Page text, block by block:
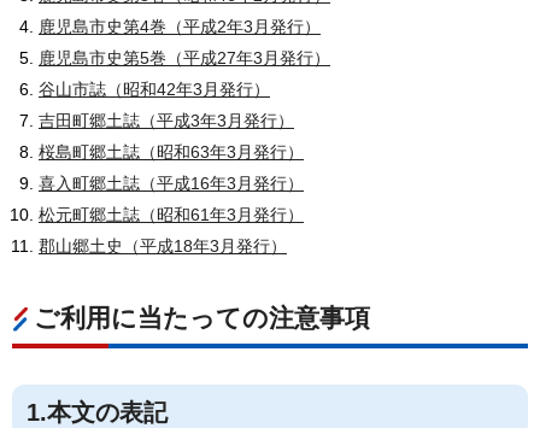
鹿児島市史第4巻（平成2年3月発行）
鹿児島市史第5巻（平成27年3月発行）
谷山市誌（昭和42年3月発行）
吉田町郷土誌（平成3年3月発行）
桜島町郷土誌（昭和63年3月発行）
喜入町郷土誌（平成16年3月発行）
松元町郷土誌（昭和61年3月発行）
郡山郷土史（平成18年3月発行）
ご利用に当たっての注意事項
1.本文の表記